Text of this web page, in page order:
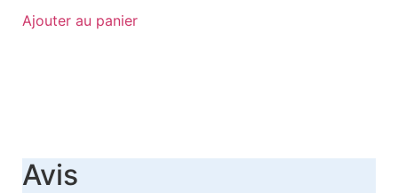
Ajouter au panier
Avis